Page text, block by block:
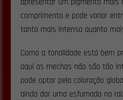
comprimento e pode variar
tanto mais intenso quanto
Como a tonalidade está bem
aqui as mechas não são tão
pode optar pela coloração
ainda dar uma esfumada na